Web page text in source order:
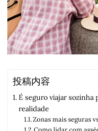
投稿内容
É seguro viajar sozinha
realidade
Zonas mais seguras